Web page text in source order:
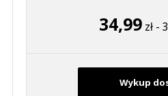
34,99 zł -
Wykup